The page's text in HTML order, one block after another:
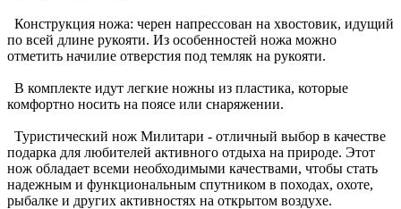
Конструкция ножа: черен напрессован на хвостовик, идущий
по всей длине рукояти. Из особенностей ножа можно
отметить начилие отверстия под темляк на рукояти.
В комплекте идут легкие ножны из пластика, которые
комфортно носить на поясе или снаряжении.
Туристический нож Милитари - отличный выбор в качестве
подарка для любителей активного отдыха на природе. Этот
нож обладает всеми необходимыми качествами, чтобы стать
надежным и функциональным спутником в походах, охоте,
рыбалке и других активностях на открытом воздухе.